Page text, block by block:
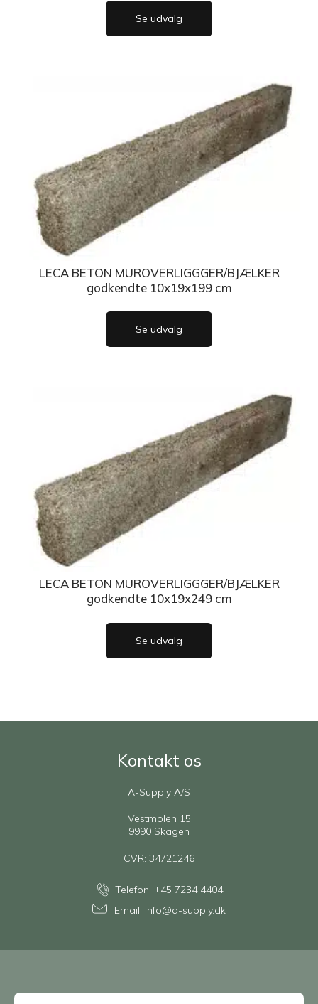
Se udvalg
LECA BETON MUROVERLIGGGER/BJÆLKER
godkendte 10x19x199 cm
Se udvalg
LECA BETON MUROVERLIGGGER/BJÆLKER
godkendte 10x19x249 cm
Se udvalg
Kontakt os
A-Supply A/S
Vestmolen 15
9990 Skagen
CVR: 34721246
Telefon: +45 7234 4404
Email: info@a-supply.dk